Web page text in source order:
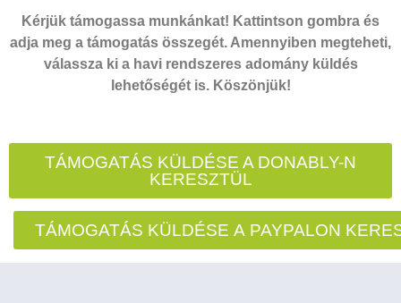
Kérjük támogassa munkánkat! Kattintson gombra és
adja meg a támogatás összegét. Amennyiben megteheti,
válassza ki a havi rendszeres adomány küldés
lehetőségét is. Köszönjük!
TÁMOGATÁS KÜLDÉSE A DONABLY-N
KERESZTÜL
TÁMOGATÁS KÜLDÉSE A PAYPALON